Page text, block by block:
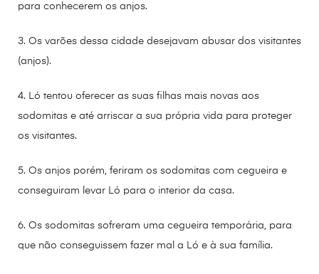
para conhecerem os anjos.
3. Os varões dessa cidade desejavam abusar dos visitantes
(anjos).
4. Ló tentou oferecer as suas filhas mais novas aos
sodomitas e até arriscar a sua própria vida para proteger
os visitantes.
5. Os anjos porém, feriram os sodomitas com cegueira e
conseguiram levar Ló para o interior da casa.
6. Os sodomitas sofreram uma cegueira temporária, para
que não conseguissem fazer mal a Ló e à sua família.